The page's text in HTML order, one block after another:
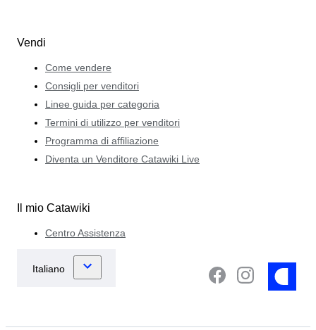
Vendi
Come vendere
Consigli per venditori
Linee guida per categoria
Termini di utilizzo per venditori
Programma di affiliazione
Diventa un Venditore Catawiki Live
Il mio Catawiki
Centro Assistenza